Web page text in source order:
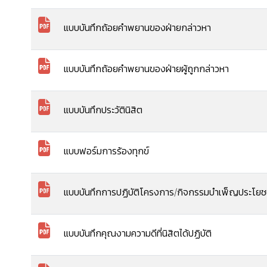
แบบบันทึกถ้อยคำพยานของฝ่ายกล่าวหา
แบบบันทึกถ้อยคำพยานของฝ่ายผู้ถูกกล่าวหา
แบบบันทึกประวัตินิสิต
แบบฟอร์มการร้องทุกข์
แบบบันทึกการปฏิบัติโครงการ/กิจกรรมบำเพ็ญประโย
แบบบันทึกคุณงามความดีที่นิสิตได้ปฏิบัติ